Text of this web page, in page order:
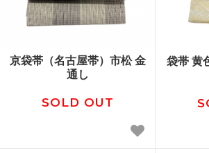
京袋帯（名古屋帯）市松 金
通し
SOLD OUT
袋帯 黄